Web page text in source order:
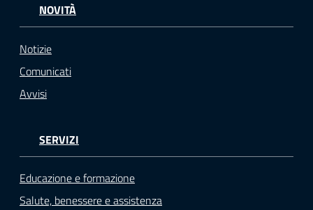
NOVITÀ
Notizie
Comunicati
Avvisi
SERVIZI
Educazione e formazione
Salute, benessere e assistenza